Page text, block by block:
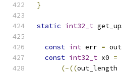
}
static int32_t
const int err =
const int32_t x0 =
(-((out_length